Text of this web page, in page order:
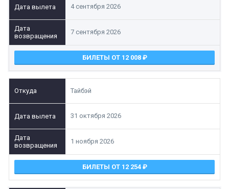
4 сентября 2026
7 сентября 2026
БИЛЕТЫ ОТ 12 008
Тайбэй
31 октября 2026
1 ноября 2026
БИЛЕТЫ ОТ 12 254